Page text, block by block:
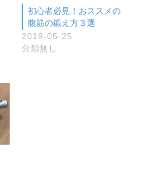
初心者必見！おススメの
腹筋の鍛え方３選
2019-05-25
分類無し